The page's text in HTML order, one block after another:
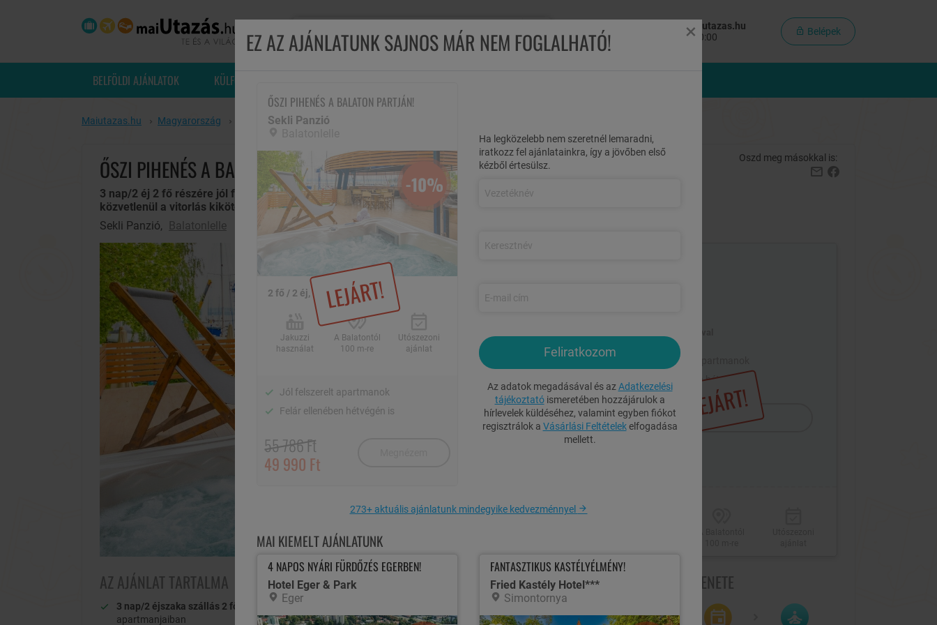
info@maiutazas.hu
Minden nap: 8:00-20:00
Belépek
BELFÖLDI AJÁNLATOK KÜLFÖLDI UTAK
Maiutazas.hu Magyarország Balatonlelle Sekli Panzió
ŐSZI PIHENÉS A BALATON PARTJÁN!
3 nap/2 éj 2 fő részére jól felszerelt apartmanban félpanziós ellátással, jakuzzi használattal,
közvetlenül a vitorlás kikötő bejáratánál
Sekli Panzió,
Balatonlelle
Oszd meg másokkal is:
LEJÁRT!
Jól felszerelt apartmanok
Felár ellenében hétvégén is
Megrendelem
AZ AJÁNLAT TARTALMA
3 nap/2 éjszaka szállás 2 fő részére
a Sekli Panzió stúdió vagy a Sekli Apartman másfél szobás
apartmanjaiban
MEGRENDELÉS MENETE
EZ AZ AJÁNLATUNK SAJNOS MÁR NEM FOGLALHATÓ! ×
LEJÁRT!
ŐSZI PIHENÉS A BALATON PARTJÁN!
Sekli Panzió
-10%
2 fő / 2 éj, félpanzióval
Jakuzzi
használat
A Balatontól
100 m-re
Utószezoni
ajánlat
Jól felszerelt apartmanok
Felár ellenében hétvégén is
55 786 Ft
49 990 Ft
Ha legközelebb nem szeretnél lemaradni,
iratkozz fel ajánlatainkra, így a jövőben első
kézből értesülsz.
Feliratkozom
Az adatok megadásával és az Adatkezelési
tájékoztatóismeretében hozzájárulok a
hírlevelek küldéséhez, valamint egyben fiókot
regisztrálok a Vásárlási Feltételekelfogadása
mellett.
273+ aktuális ajánlatunk mindegyike kedvezménnyel
MAI KIEMELT AJÁNLATUNK
4 NAPOS NYÁRI FÜRDŐZÉS EGERBEN!
Hotel Eger & Park
Eger
FANTASZTIKUS KASTÉLYÉLMÉNY!
Fried Kastély Hotel***
Simontornya